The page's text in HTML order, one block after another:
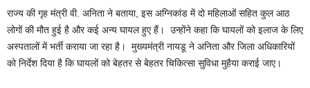
राज्य की गृह मंत्री वी. अनिता ने बताया, इस अग्निकांड में दो महिलाओं सहित कुल आठ
लोगों की मौत हुई है और कई अन्य घायल हुए हैं। उन्होंने कहा कि घायलों को इलाज के लिए
अस्पतालों में भर्ती कराया जा रहा है। मुख्यमंत्री नायडू ने अनिता और जिला अधिकारियों
को निर्देश दिया है कि घायलों को बेहतर से बेहतर चिकित्सा सुविधा मुहैया कराई जाए।